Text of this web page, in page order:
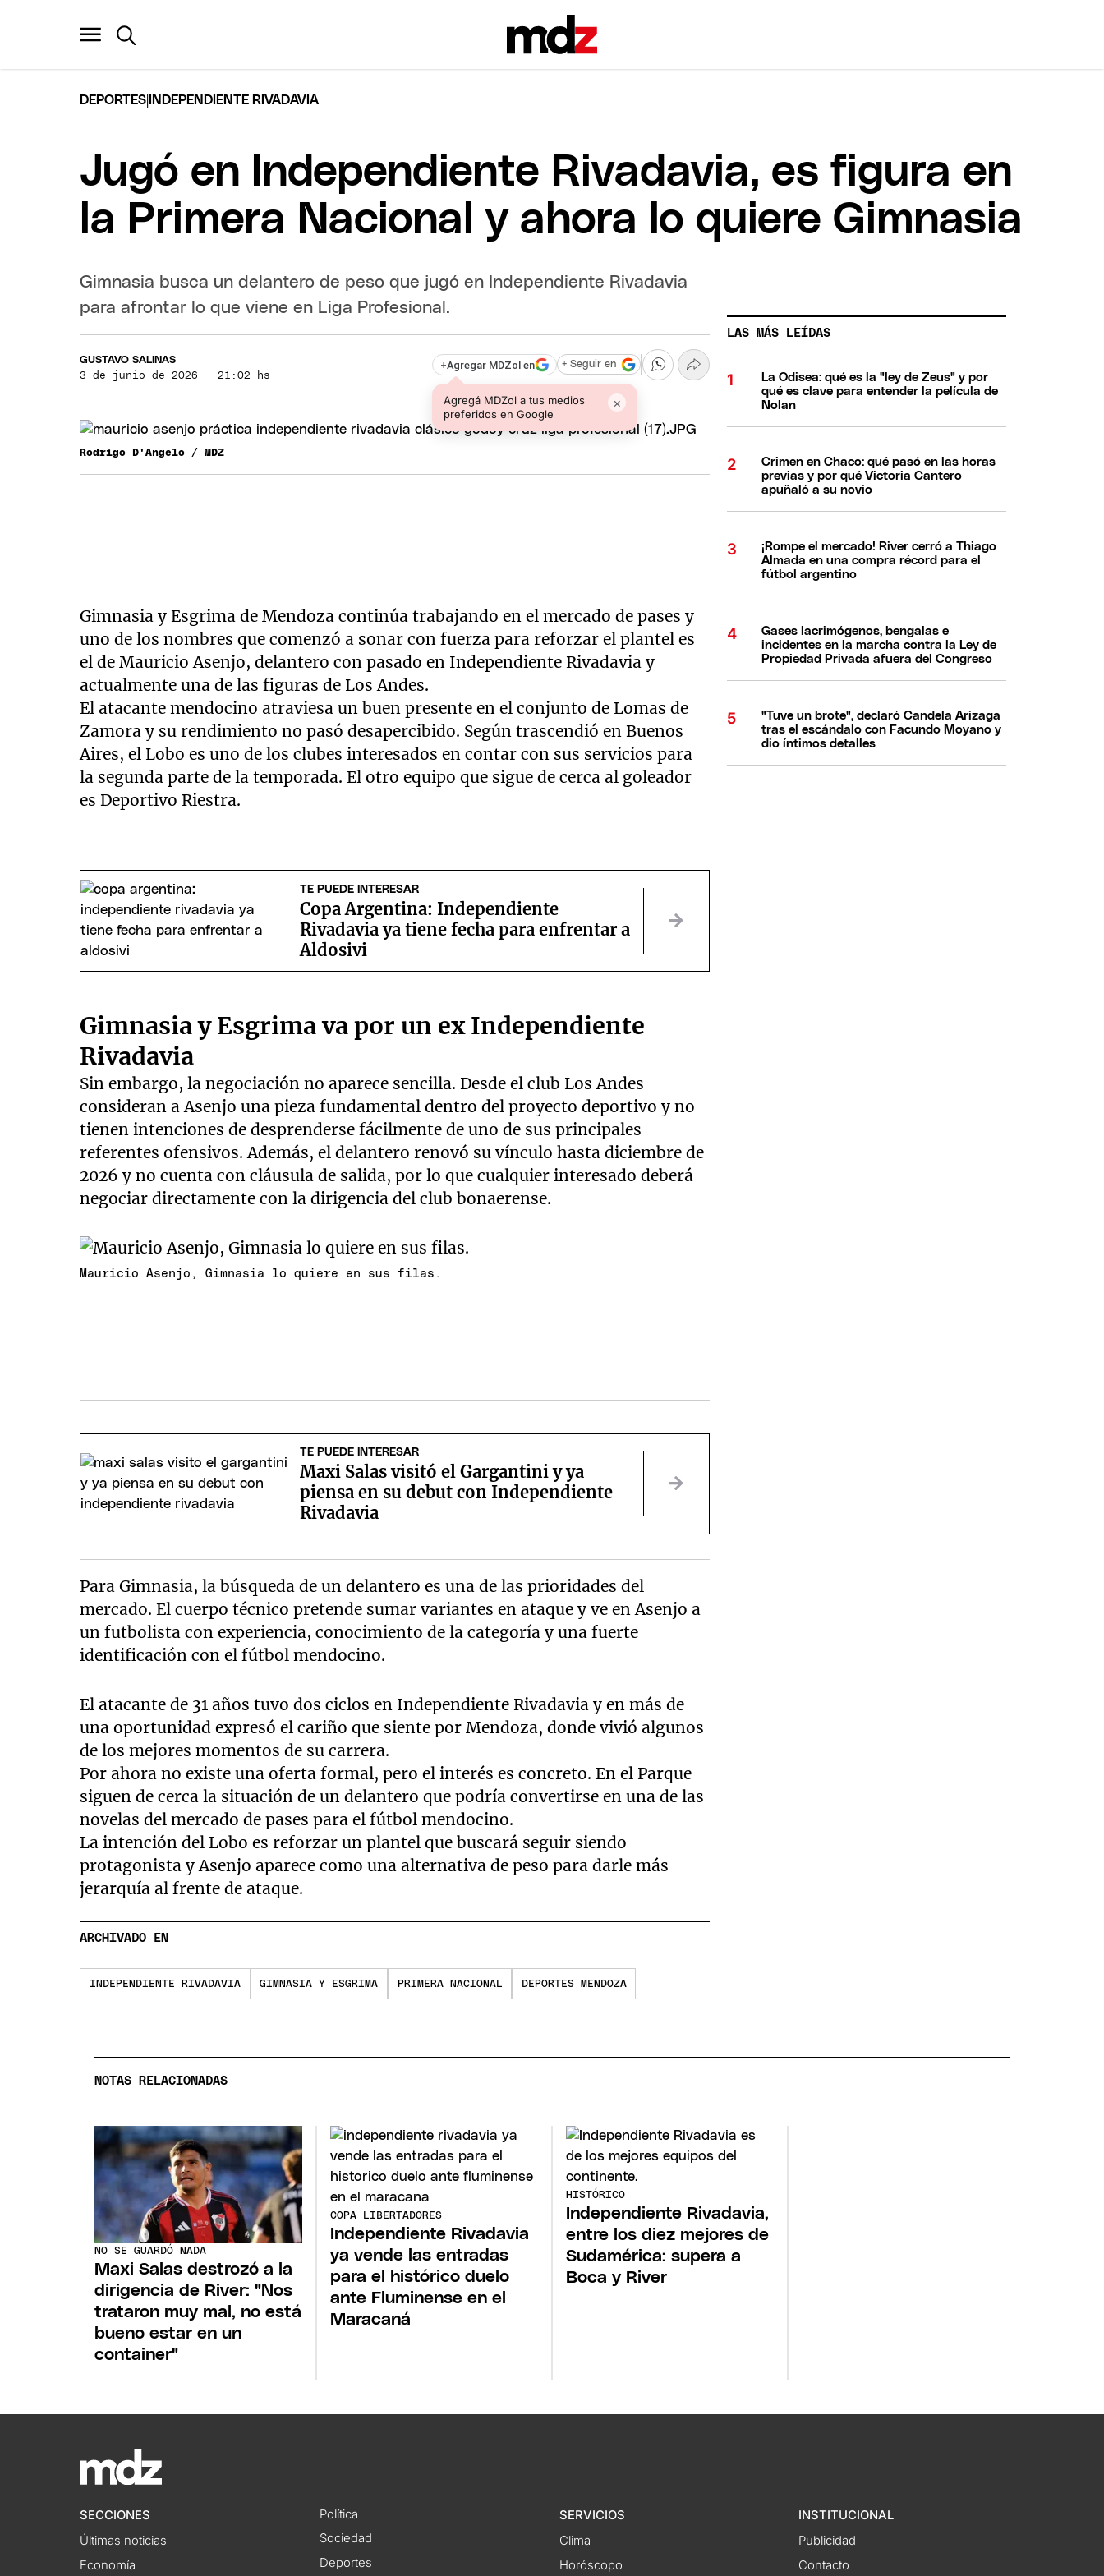
DEPORTES INDEPENDIENTE RIVADAVIA
Jugó en Independiente Rivadavia, es figura en
la Primera Nacional y ahora lo quiere Gimnasia
Gimnasia busca un delantero de peso que jugó en Independiente Rivadavia
para afrontar lo que viene en Liga Profesional.
GUSTAVO SALINAS
3 de junio de 2026 · 21:02 hs
+Agregar MDZol en
Agregá MDZol a tus medios
preferidos en Google
×
+ Seguir en
Rodrigo D'Angelo / MDZ
Gimnasia y Esgrima de Mendoza continúa trabajando en el mercado de pases y
uno de los nombres que comenzó a sonar con fuerza para reforzar el plantel es
el de Mauricio Asenjo, delantero con pasado en Independiente Rivadavia y
actualmente una de las figuras de Los Andes.
El atacante mendocino atraviesa un buen presente en el conjunto de Lomas de
Zamora y su rendimiento no pasó desapercibido. Según trascendió en Buenos
Aires, el Lobo es uno de los clubes interesados en contar con sus servicios para
la segunda parte de la temporada. El otro equipo que sigue de cerca al goleador
es Deportivo Riestra.
TE PUEDE INTERESAR
Copa Argentina: Independiente
Rivadavia ya tiene fecha para enfrentar a
Aldosivi
Gimnasia y Esgrima va por un ex Independiente
Rivadavia
Sin embargo, la negociación no aparece sencilla. Desde el club Los Andes
consideran a Asenjo una pieza fundamental dentro del proyecto deportivo y no
tienen intenciones de desprenderse fácilmente de uno de sus principales
referentes ofensivos. Además, el delantero renovó su vínculo hasta diciembre de
2026 y no cuenta con cláusula de salida, por lo que cualquier interesado deberá
negociar directamente con la dirigencia del club bonaerense.
Mauricio Asenjo, Gimnasia lo quiere en sus filas.
TE PUEDE INTERESAR
Maxi Salas visitó el Gargantini y ya
piensa en su debut con Independiente
Rivadavia
Para Gimnasia, la búsqueda de un delantero es una de las prioridades del
mercado. El cuerpo técnico pretende sumar variantes en ataque y ve en Asenjo a
un futbolista con experiencia, conocimiento de la categoría y una fuerte
identificación con el fútbol mendocino.
El atacante de 31 años tuvo dos ciclos en Independiente Rivadavia y en más de
una oportunidad expresó el cariño que siente por Mendoza, donde vivió algunos
de los mejores momentos de su carrera.
Por ahora no existe una oferta formal, pero el interés es concreto. En el Parque
siguen de cerca la situación de un delantero que podría convertirse en una de las
novelas del mercado de pases para el fútbol mendocino.
La intención del Lobo es reforzar un plantel que buscará seguir siendo
protagonista y Asenjo aparece como una alternativa de peso para darle más
jerarquía al frente de ataque.
ARCHIVADO EN
INDEPENDIENTE RIVADAVIA GIMNASIA Y ESGRIMA PRIMERA NACIONAL DEPORTES MENDOZA
LAS MÁS LEÍDAS
La Odisea: qué es la "ley de Zeus" y por
qué es clave para entender la película de
Nolan
Crimen en Chaco: qué pasó en las horas
previas y por qué Victoria Cantero
apuñaló a su novio
¡Rompe el mercado! River cerró a Thiago
Almada en una compra récord para el
fútbol argentino
Gases lacrimógenos, bengalas e
incidentes en la marcha contra la Ley de
Propiedad Privada afuera del Congreso
"Tuve un brote", declaró Candela Arizaga
tras el escándalo con Facundo Moyano y
dio íntimos detalles
NOTAS RELACIONADAS
NO SE GUARDÓ NADA
Maxi Salas destrozó a la
dirigencia de River: "Nos
trataron muy mal, no está
bueno estar en un
container"
COPA LIBERTADORES
Independiente Rivadavia
ya vende las entradas
para el histórico duelo
ante Fluminense en el
Maracaná
HISTÓRICO
Independiente Rivadavia,
entre los diez mejores de
Sudamérica: supera a
Boca y River
SECCIONES
Últimas noticias
Economía
Política
Sociedad
Deportes
SERVICIOS
Clima
Horóscopo
INSTITUCIONAL
Publicidad
Contacto